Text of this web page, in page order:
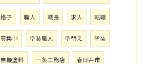
格子 職人 職長 求人 転職
募集中 塗装職人 塗替え 塗装
無機塗料 一条工務店 春日井市